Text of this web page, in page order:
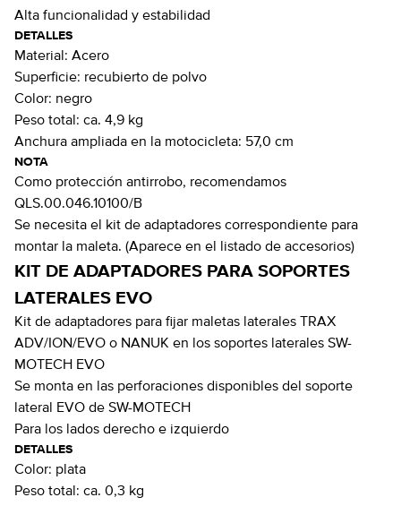
Alta funcionalidad y estabilidad
DETALLES
Material: Acero
Superficie: recubierto de polvo
Color: negro
Peso total: ca. 4,9 kg
Anchura ampliada en la motocicleta: 57,0 cm
NOTA
Como protección antirrobo, recomendamos
QLS.00.046.10100/B
Se necesita el kit de adaptadores correspondiente para
montar la maleta. (Aparece en el listado de accesorios)
KIT DE ADAPTADORES PARA SOPORTES
LATERALES EVO
Kit de adaptadores para fijar maletas laterales TRAX
ADV/ION/EVO o NANUK en los soportes laterales SW-
MOTECH EVO
Se monta en las perforaciones disponibles del soporte
lateral EVO de SW-MOTECH
Para los lados derecho e izquierdo
DETALLES
Color: plata
Peso total: ca. 0,3 kg